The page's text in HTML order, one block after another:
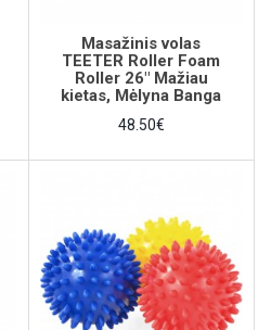
Masažinis volas
TEETER Roller Foam
Roller 26" Mažiau
kietas, Mėlyna Banga
48.50€